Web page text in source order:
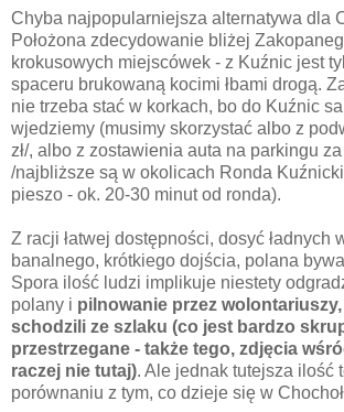
Chyba najpopularniejsza alternatywa dla
Położona zdecydowanie bliżej
krokusowych miejscówek - z Kuźnic jest
spaceru brukowaną kocimi łbami drogą.
nie trzeba stać w korkach, bo do Kuźnic
wjedziemy (musimy skorzystać albo z
zł/, albo z zostawienia auta na parkingu
/najbliższe są w okolicach Ronda
pieszo - ok. 20-30 minut od ronda).
Z racji łatwej dostępności, dosyć ładnych
banalnego, krótkiego dojścia, polana
Spora ilość ludzi implikuje niestety
polany i pilnowanie przez
schodzili ze szlaku (co jest bardzo
przestrzegane - także tego, zdjęcia
raczej nie tutaj). Ale jednak tutejsza ilość
porównaniu z tym, co dzieje się w